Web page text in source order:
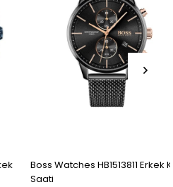
Boss Watches HB1513811 Erkek Kol
Saati